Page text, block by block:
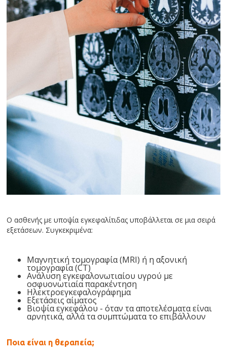
Ο ασθενής με υποψία εγκεφαλίτιδας υποβάλλεται σε μια σειρά
εξετάσεων. Συγκεκριμένα:
Μαγνητική τομογραφία (MRI) ή η αξονική
τομογραφία (CT)
Ανάλυση εγκεφαλονωτιαίου υγρού με
οσφυονωτιαία παρακέντηση
Ηλεκτροεγκεφαλογράφημα
Εξετάσεις αίματος
Βιοψία εγκεφάλου - όταν τα αποτελέσματα είναι
αρνητικά, αλλά τα συμπτώματα το επιβάλλουν
Ποια είναι η θεραπεία;